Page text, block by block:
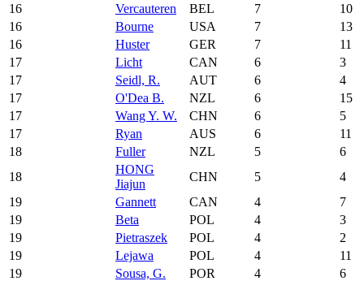
16
Vercauteren BEL 7
10
16
Bourne USA 7
13
16
Huster GER 7
11
17
Licht CAN 6
3
17
Seidl, R. AUT 6
4
17
O'Dea B. NZL 6
15
17
Wang Y. W. CHN 6
5
17
Ryan AUS 6
11
18
Fuller NZL 5
6
18
HONG
Jiajun
CHN 5
4
19
Gannett CAN 4
7
19
Beta POL 4
3
19
Pietraszek POL 4
2
19
Lejawa POL 4
11
19
Sousa, G. POR 4
6